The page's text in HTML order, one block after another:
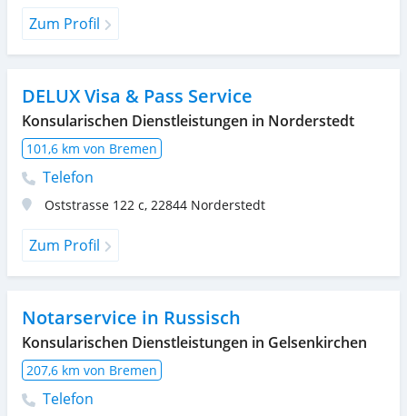
Zum Profil
DELUX Visa & Pass Service
Konsularischen Dienstleistungen in Norderstedt
101,6 km von Bremen
Telefon
Oststrasse 122 c, 22844 Norderstedt
Zum Profil
Notarservice in Russisch
Konsularischen Dienstleistungen in Gelsenkirchen
207,6 km von Bremen
Telefon